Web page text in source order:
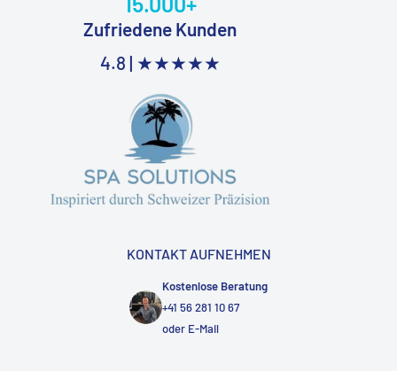
Zufriedene Kunden
4.8 | ★★★★★
KONTAKT AUFNEHMEN
Kostenlose Beratung
+41 56 281 10 67
oder E-Mail